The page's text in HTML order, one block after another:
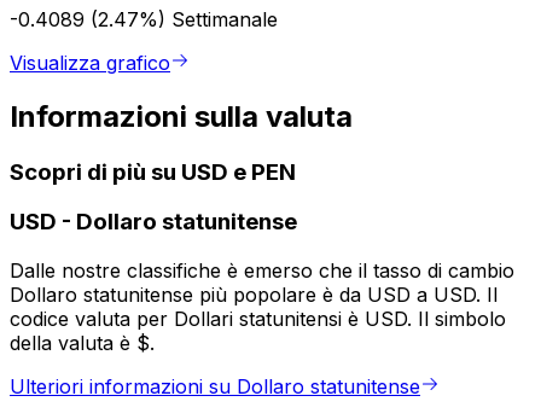
-0.4089 (2.47%) Settimanale
Visualizza grafico
Informazioni sulla valuta
Scopri di più su USD e PEN
USD - Dollaro statunitense
Dalle nostre classifiche è emerso che il tasso di cambio
Dollaro statunitense più popolare è da USD a USD. Il
codice valuta per Dollari statunitensi è USD. Il simbolo
della valuta è $.
Ulteriori informazioni su Dollaro statunitense